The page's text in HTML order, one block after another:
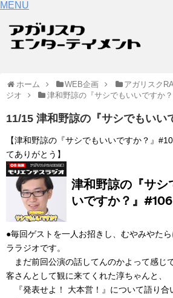
MENU
ホーム WEB企画
アガリスク
ジオ
津和野諒の『サシでもいいですか？
11/15 津和野諒の『サシでもいい
【津和野諒の『サシでもいいですか？』
てありがとう】
●毎回ゲストを一人お招きし、むやみやた
ララジオです。
まだ前回公演の話してんのかよって感じ
客さんとして観に来てくれた淳ちゃんと、
『発表せよ！ 大本営！』について語り合